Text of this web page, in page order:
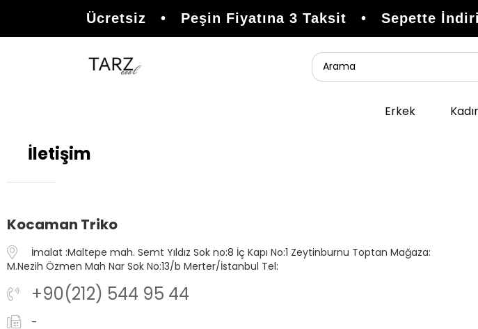
Kargo Ücretsiz • Peşin Fiyatına 3 Taksit • Sepette
Erkek
İletişim
Kocaman Triko
İmalat :Maltepe mah. Semt Yıldız Sok no:8 İç Kapı No:1 Zeytinburnu Toptan Mağaza:
M.Nezih Özmen Mah Nar Sok No:13/b Merter/İstanbul Tel:
+90(212) 544 95 44
-